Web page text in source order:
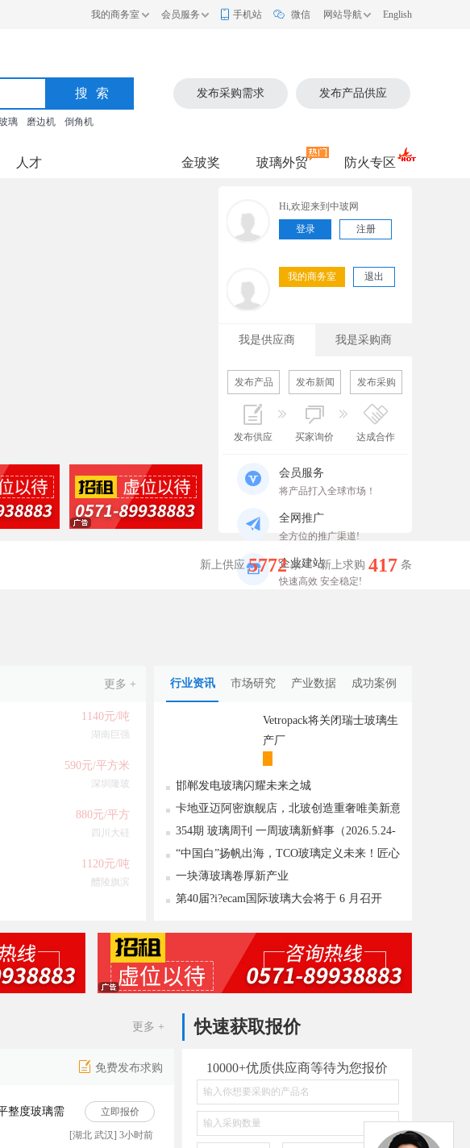
我的商务室 会员服务 手机站 微信 网站导航 English
搜索
璃 磨边机 倒角机
发布采购需求 发布产品供应
人才 金玻奖 玻璃外贸 防火专区
Hi,欢迎来到中玻网
登录
注册
我的商务室 退出
我是供应商 我是采购商
发布产品 发布新闻 发布采购
发布供应 买家询价 达成合作
会员服务
将产品打入全球市场！
全网推广
全方位的推广渠道!
企业建站
快速高效 安全稳定!
新上供应5772条 新上求购 417 条
更多 +
1140元/吨
湖南巨强
590元/平方米
深圳隆玻
880元/平方
四川大硅
1120元/吨
醴陵旗滨
行业资讯 市场研究 产业数据 成功案例
Vetropack将关闭瑞士玻璃生
产厂
邯郸发电玻璃闪耀未来之城
卡地亚迈阿密旗舰店，北玻创造重奢唯美新意
境
354期 玻璃周刊 一周玻璃新鲜事（2026.5.24-
2026.5.30）
“中国白”扬帆出海，TCO玻璃定义未来！匠心
领航，淄博新材料产业聚势成峰
一块薄玻璃卷厚新产业
第40届?i?ecam国际玻璃大会将于 6 月召开
更多 +
免费发布求购
整度玻璃需
立即报价
[湖北 武汉] 3小时前
快速获取报价
10000+优质供应商等待为您报价